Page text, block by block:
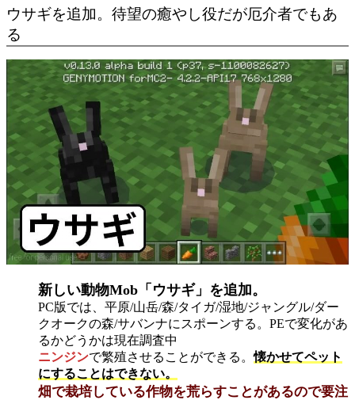
ウサギを追加。待望の癒やし役だが厄介者でもあ
る
新しい動物Mob「ウサギ」を追加。
PC版では、平原/山岳/森/タイガ/湿地/ジャングル/ダー
クオークの森/サバンナにスポーンする。PEで変化があ
るかどうかは現在調査中
ニンジンで繁殖させることができる。懐かせてペット
にすることはできない。
畑で栽培している作物を荒らすことがあるので要注